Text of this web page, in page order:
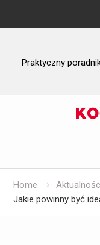
Praktyczny
Home
Jakie powinny być